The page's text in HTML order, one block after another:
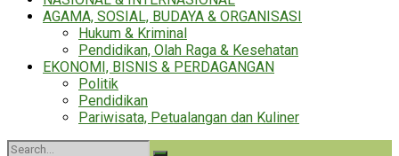
AGAMA, SOSIAL, BUDAYA & ORGANISASI
Hukum & Kriminal
Pendidikan, Olah Raga & Kesehatan
EKONOMI, BISNIS & PERDAGANGAN
Politik
Pendidikan
Pariwisata, Petualangan dan Kuliner